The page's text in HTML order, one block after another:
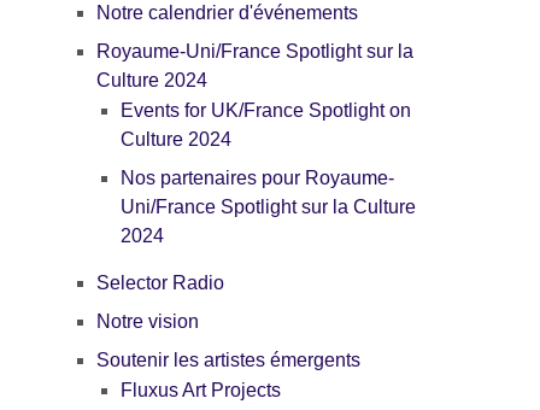
Notre calendrier d'événements
Royaume-Uni/France Spotlight sur la
Culture 2024
Events for UK/France Spotlight on
Culture 2024
Nos partenaires pour Royaume-
Uni/France Spotlight sur la Culture
2024
Selector Radio
Notre vision
Soutenir les artistes émergents
Fluxus Art Projects